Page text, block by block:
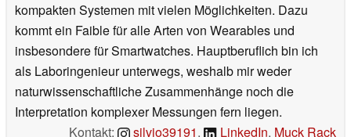
kompakten Systemen mit vielen Möglichkeiten. Dazu
kommt ein Faible für alle Arten von Wearables und
insbesondere für Smartwatches. Hauptberuflich bin ich
als Laboringenieur unterwegs, weshalb mir weder
naturwissenschaftliche Zusammenhänge noch die
Interpretation komplexer Messungen fern liegen.
Kontakt:
silvio39191, LinkedIn, Muck Rack